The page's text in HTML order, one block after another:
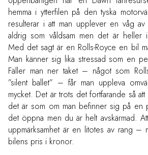
hemma i ytterfilen på den tyska
resulterar i att man upplever en våg
aldrig som våldsam men det är heller
Med det sagt är en Rolls-Royce en bil
Man känner sig lika stressad som en
Fäller man ner taket – något som
”silent ballet” – får man uppleva
mycket. Det är trots det fortfarande så
det är som om man befinner sig på
det öppna men du är helt avskärmad.
uppmärksamhet är en litotes av rang –
bilens pris i kronor.